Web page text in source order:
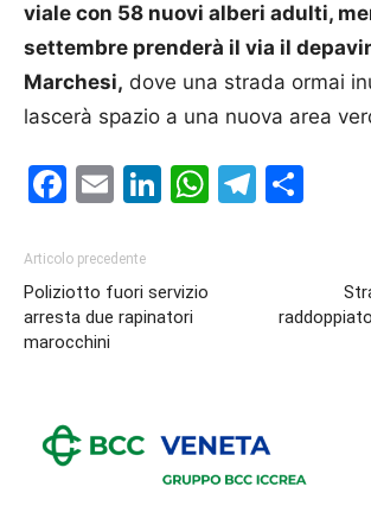
viale con 58 nuovi alberi adulti,
settembre prenderà il via il
Marchesi, dove una strada ormai
lascerà spazio a una nuova area
Facebook
EmailLinkedIn
Articolo precedente
Poliziotto fuori servizio
arresta due rapinatori
marocchini